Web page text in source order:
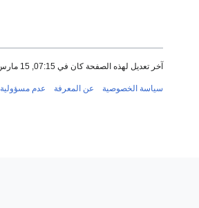
آخر تعديل لهذه الصفحة كان في 07:15, 15 مارس 2010.
سياسة الخصوصية عن المعرفة عدم مسؤولية